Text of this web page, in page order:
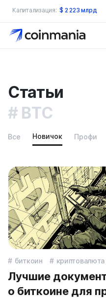
Капитализация: $ 2 223 млрд
Статьи
BTC
Все Новичок Профи
биткоин криптовалюта
Лучшие
о биткоине для